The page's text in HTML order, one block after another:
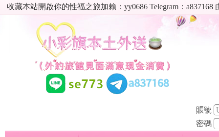
收藏本站開啟你的性福之旅加賴：yy0686 Telegram：
賬號
密碼